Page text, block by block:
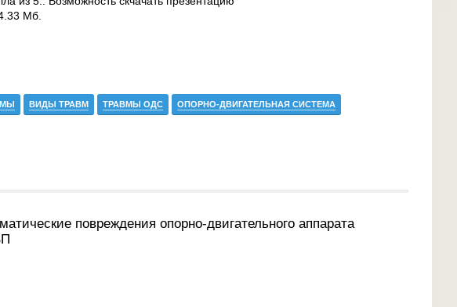
Мб.
ВИДЫ ТРАВМ ТРАВМЫ ОДС ОПОРНО-ДВИГАТЕЛЬНАЯ СИСТЕМА
повреждения опорно-двигательного аппарата